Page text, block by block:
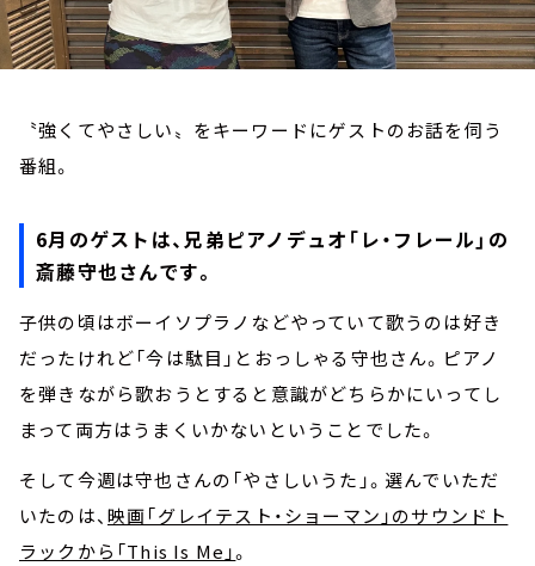
〝強くてやさしい〟をキーワードにゲストのお話を伺う
番組。
6月のゲストは、兄弟ピアノデュオ「レ・フレール」の
斎藤守也さんです。
子供の頃はボーイソプラノなどやっていて歌うのは好き
だったけれど「今は駄目」とおっしゃる守也さん。ピアノ
を弾きながら歌おうとすると意識がどちらかにいってし
まって両方はうまくいかないということでした。
そして今週は守也さんの「やさしいうた」。選んでいただ
いたのは、映画「グレイテスト・ショーマン」のサウンドト
ラックから「This Is Me」。